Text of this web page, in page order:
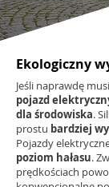
Ekologiczny
Jeśli naprawdę
pojazd
dla środowiska.
prostu bardziej
Pojazdy
poziom hałasu.
prędkościach